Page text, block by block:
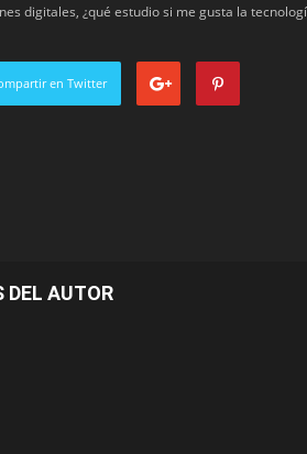
digitales, ¿qué estudio si me gusta la
en Twitter
DEL AUTOR